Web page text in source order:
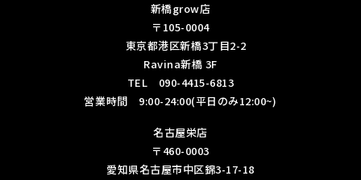
新橋grow店
〒105-0004
東京都港区新橋3丁目2-2
Ravina新橋 3F
TEL 090-4415-6813
営業時間 9:00-24:00(平日のみ12:00~)
名古屋栄店
〒460-0003
愛知県名古屋市中区錦3-17-18